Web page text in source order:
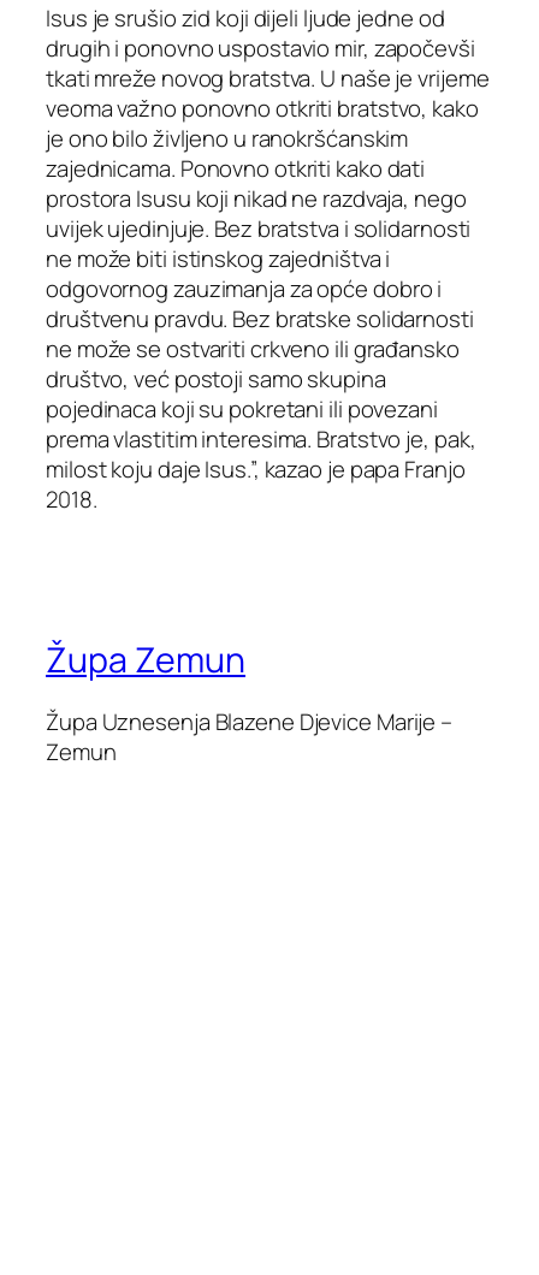
Isus je srušio zid koji dijeli ljude jedne od
drugih i ponovno uspostavio mir, započevši
tkati mreže novog bratstva. U naše je vrijeme
veoma važno ponovno otkriti bratstvo, kako
je ono bilo življeno u ranokršćanskim
zajednicama. Ponovno otkriti kako dati
prostora Isusu koji nikad ne razdvaja, nego
uvijek ujedinjuje. Bez bratstva i solidarnosti
ne može biti istinskog zajedništva i
odgovornog zauzimanja za opće dobro i
društvenu pravdu. Bez bratske solidarnosti
ne može se ostvariti crkveno ili građansko
društvo, već postoji samo skupina
pojedinaca koji su pokretani ili povezani
prema vlastitim interesima. Bratstvo je, pak,
milost koju daje Isus.”, kazao je papa Franjo
2018.
Župa Zemun
Župa Uznesenja Blazene Djevice Marije –
Zemun